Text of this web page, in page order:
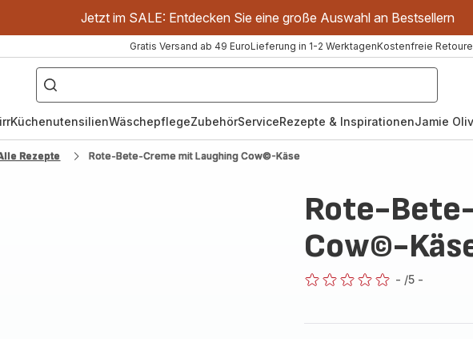
Jetzt im SALE: Entdecken Sie eine große Auswahl an Bestsellern
Gratis Versand ab 49 EuroLieferung in 1-2 WerktagenKostenfreie
["OptiGrill","Easy
Fry","Pfanne"]
KüchenutensilienWäschepflegeZubehörServiceRezepte & InspirationenJamie
Rezepte Rote-Bete-Creme mit Laughing Cow©-Käse
Rote-
Cow©-
- /5 -